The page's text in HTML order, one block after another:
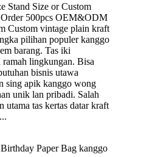
Stand Size or Custom
500pcs OEM&ODM
Custom vintage plain kraft
pilihan populer kanggo
barang. Tas iki
ramah lingkungan. Bisa
bisnis utawa
sing apik kanggo wong
unik lan pribadi. Salah
tas kertas datar kraft